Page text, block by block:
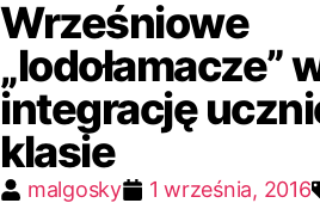
Wrześniowe
„lodołamacze”
integrację
klasie
malgosky 1 września, 2016